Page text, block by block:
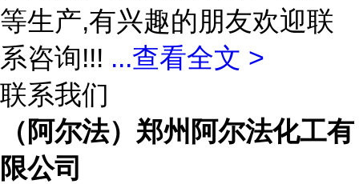
等生产,有兴趣的朋友欢迎联
系咨询!!! ...查看全文 >
联系我们
（阿尔法）郑州阿尔法化工有
限公司